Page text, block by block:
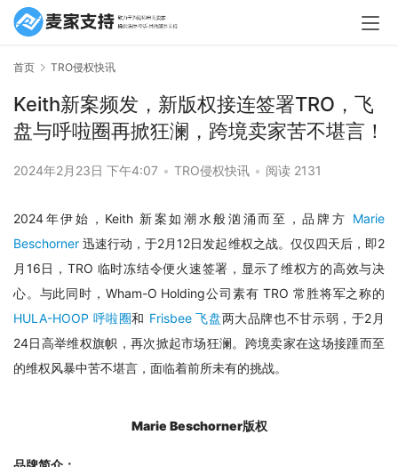
首页 TRO侵权快讯
Keith新案频发，新版权接连签署TRO，飞
盘与呼啦圈再掀狂澜，跨境卖家苦不堪言！
2024年2月23日 下午4:07 • TRO侵权快讯 • 阅读 2131
2024年伊始，Keith 新案如潮水般汹涌而至，品牌方 Marie
Beschorner 迅速行动，于2月12日发起维权之战。仅仅四天后，即2
月16日，TRO 临时冻结令便火速签署，显示了维权方的高效与决
HULA-HOOP 呼啦圈和 Frisbee 飞盘两大品牌也不甘示弱，于2月
24日高举维权旗帜，再次掀起市场狂澜。跨境卖家在这场接踵而至
的维权风暴中苦不堪言，面临着前所未有的挑战。
Marie Beschorner版权